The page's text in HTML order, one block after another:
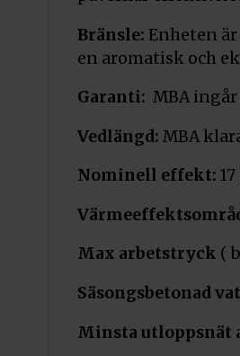
Bränsle: Enheten
en aromatisk och
Garanti: MBA
Vedlängd: MBA
Nominell effekt:
Max arbetstryck (
Säsongsbetonad
Minsta utloppsnät